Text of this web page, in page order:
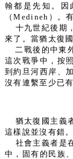
翰都是先知。
（Medineh）。
十九世紀後期
來了。當猶太復
二戰後的中東
這次戰爭中，按
到約旦河西岸、
沒有連繫至少已
猶太復國主義
這樣說並沒有錯
社會主義者是
中，固有的民族